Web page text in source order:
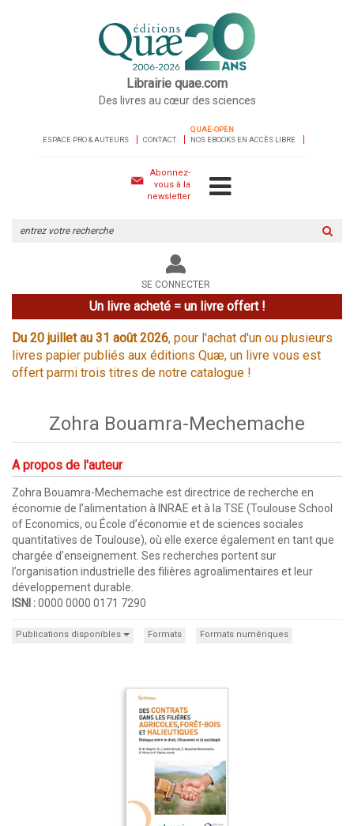
Librairie quae.com
Des livres au cœur des sciences
ESPACE PRO & AUTEURS CONTACT
QUAE-OPEN
NOS EBOOKS EN ACCÈS LIBRE
Abonnez-
vous à la
newsletter
le
site
SE CONNECTER
Un livre acheté = un livre offert !
Du 20 juillet au 31 août 2026, pour l'achat d'un ou plusieurs
livres papier publiés aux éditions Quæ, un livre vous est
offert parmi trois titres de notre catalogue !
Zohra Bouamra-Mechemache
A propos de l'auteur
Zohra Bouamra-Mechemache est directrice de recherche en
économie de l’alimentation à INRAE et à la TSE (Toulouse School
of Economics, ou École d’économie et de sciences sociales
quantitatives de Toulouse), où elle exerce également en tant que
chargée d’enseignement. Ses recherches portent sur
l’organisation industrielle des filières agroalimentaires et leur
développement durable.
ISNI :0000 0000 0171 7290
Publications disponibles Formats Formats numériques